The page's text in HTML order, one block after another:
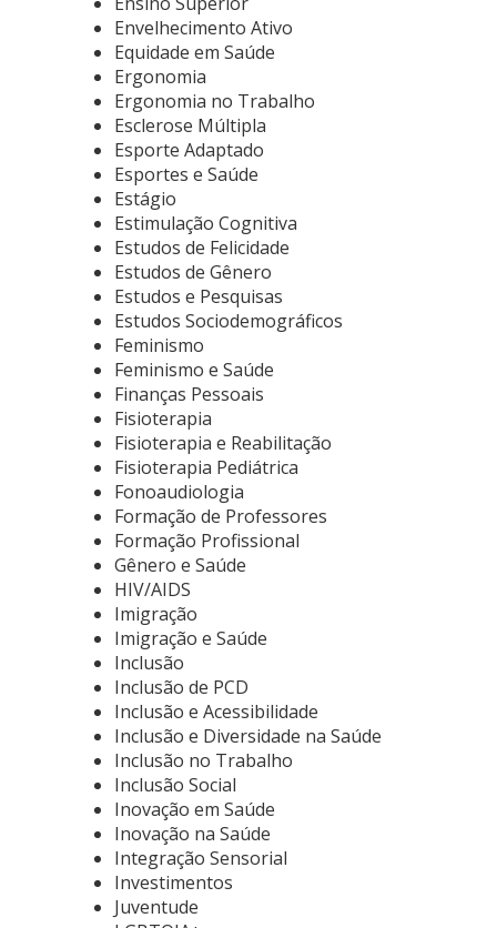
Envelhecimento Ativo
Equidade em Saúde
Ergonomia
Ergonomia no Trabalho
Esclerose Múltipla
Esporte Adaptado
Esportes e Saúde
Estágio
Estimulação Cognitiva
Estudos de Felicidade
Estudos de Gênero
Estudos e Pesquisas
Estudos Sociodemográficos
Feminismo
Feminismo e Saúde
Finanças Pessoais
Fisioterapia
Fisioterapia e Reabilitação
Fisioterapia Pediátrica
Fonoaudiologia
Formação de Professores
Formação Profissional
Gênero e Saúde
HIV/AIDS
Imigração
Imigração e Saúde
Inclusão
Inclusão de PCD
Inclusão e Acessibilidade
Inclusão e Diversidade na Saúde
Inclusão no Trabalho
Inclusão Social
Inovação em Saúde
Inovação na Saúde
Integração Sensorial
Investimentos
Juventude